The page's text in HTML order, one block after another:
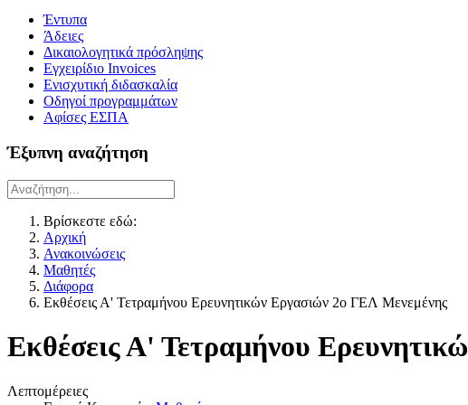
Έντυπα
Άδειες
Δικαιολογητικά πρόσληψης
Εγχειρίδιο Invoices
Ενισχυτική διδασκαλία
Οδηγοί προγραμμάτων
Αφίσες ΕΣΠΑ
Έξυπνη αναζήτηση
Βρίσκεστε εδώ:
Αρχική
Ανακοινώσεις
Μαθητές
Διάφορα
Εκθέσεις Α' Τετραμήνου Ερευνητικών Εργασιών 2ο ΓΕΛ Μενεμένης
Εκθέσεις Α' Τετραμήνου
Λεπτομέρειες